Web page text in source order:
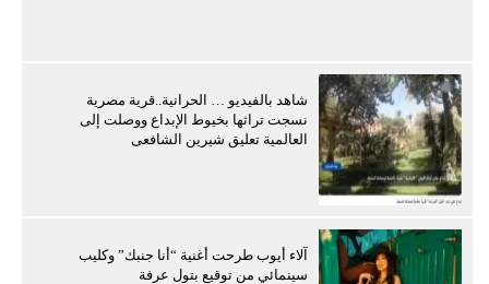
شاهد بالفيديو … الحرانية..قرية مصرية
نسجت تراثها بخيوط الإبداع ووصلت إلى
العالمية تعليق شيرين الشافعى
آلاء أيوب طرحت أغنية “أنا جنبك” وكليب
سينمائي من توقيع بتول عرفة